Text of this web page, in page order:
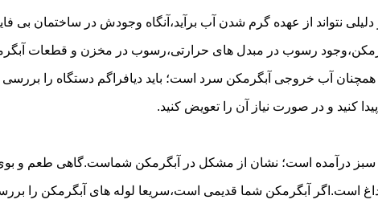
نتواند از عهده گرم شدن آب برآید،آنگاه وجودش در ساختمان بی
رسوب در مبدل های حرارتی،رسوب در مخزن و قطعات
آب خروجی آبگرمکن سرد است؛ باید دیافراگم دستگاه را بررسی
کنید و در صورت نیاز آن را تعویض کنید.
و سبز درآمده است؛ نشان از مشکل در آبگرمکن شماست.گاهی طعم و
آبگرمکن شما قدیمی است،سریعا لوله های آبگرمکن را